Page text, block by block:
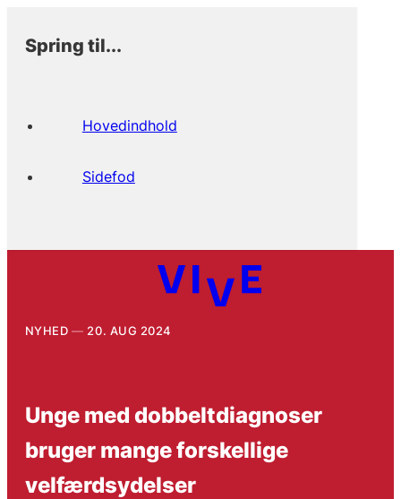
Spring til...
Hovedindhold
Sidefod
NYHED 20. AUG 2024
Unge med dobbeltdiagnoser
bruger mange forskellige
velfærdsydelser